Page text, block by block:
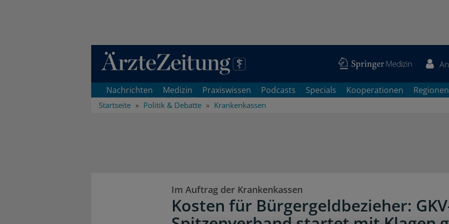
Direkt zum Inhaltsbereich
Nachrichten Medizin Praxiswissen Podcasts Specials Kooperationen Regionen
Startseite Politik & Debatte Krankenkassen
Im Auftrag der Krankenkassen
Kosten für Bürgergeldbezieher: